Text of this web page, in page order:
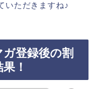
いただきますね♪
登録後の割
！